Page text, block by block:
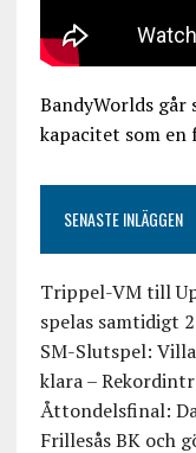
BandyWorlds går
kapacitet som en
SENASTE INLÄGGEN
Trippel-VM till
spelas samtidigt
SM-Slutspel:
klara –
Åttondelsfinal:
Frillesås BK och